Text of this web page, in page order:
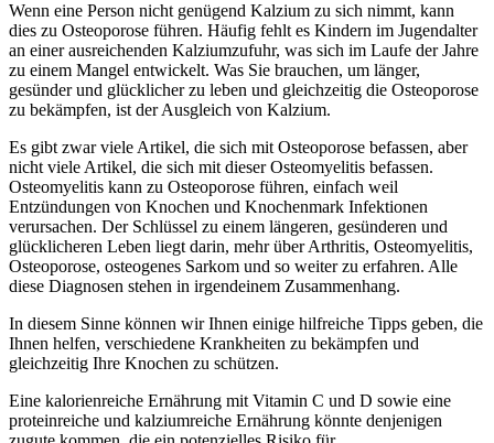
Wenn eine Person nicht genügend Kalzium zu sich nimmt, kann
dies zu Osteoporose führen. Häufig fehlt es Kindern im Jugendalter
an einer ausreichenden Kalziumzufuhr, was sich im Laufe der Jahre
zu einem Mangel entwickelt. Was Sie brauchen, um länger,
gesünder und glücklicher zu leben und gleichzeitig die Osteoporose
zu bekämpfen, ist der Ausgleich von Kalzium.
Es gibt zwar viele Artikel, die sich mit Osteoporose befassen, aber
nicht viele Artikel, die sich mit dieser Osteomyelitis befassen.
Osteomyelitis kann zu Osteoporose führen, einfach weil
Entzündungen von Knochen und Knochenmark Infektionen
verursachen. Der Schlüssel zu einem längeren, gesünderen und
glücklicheren Leben liegt darin, mehr über Arthritis, Osteomyelitis,
Osteoporose, osteogenes Sarkom und so weiter zu erfahren. Alle
diese Diagnosen stehen in irgendeinem Zusammenhang.
In diesem Sinne können wir Ihnen einige hilfreiche Tipps geben, die
Ihnen helfen, verschiedene Krankheiten zu bekämpfen und
gleichzeitig Ihre Knochen zu schützen.
Eine kalorienreiche Ernährung mit Vitamin C und D sowie eine
proteinreiche und kalziumreiche Ernährung könnte denjenigen